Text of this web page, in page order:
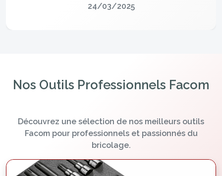
24/03/2025
Nos Outils Professionnels Facom
Découvrez une sélection de nos meilleurs outils
Facom pour professionnels et passionnés du
bricolage.